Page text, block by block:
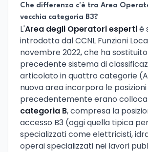
Che differenza c'è tra Area
vecchia categoria B3?
L'Area degli Operatori espertiè
introdotta dal CCNL Funzioni
novembre 2022, che ha
precedente sistema di
articolato in quattro categorie (A,
nuova area incorpora le
precedentemente erano
categoria B, compresa la
accesso B3 (oggi quella tipica
specializzati come elettricisti,
operai specializzati nei lavori